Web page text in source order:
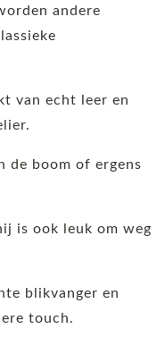
andere
van echt leer en
de boom of ergens
is ook leuk om weg
blikvanger en
touch.